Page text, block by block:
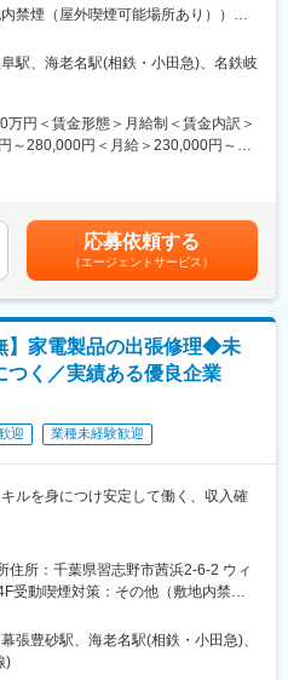
務
び据付
から修理、据付作業までを担当しま
ありません。
テレビ、冷蔵庫、調理家電、エアコ
す。
奈川）にて教育担当のもとでOJTを行
が身につく
修理スキルを習得でき、スキルに応
に直接貢献できる仕事です。
など福利厚生も充実しており、安定
業は月平均20時間程度です。
務
禁煙（屋外喫煙可能場所あり））＜
奈川県綾瀬市早川2696-12 勤務地最寄
喫煙対策：その他（敷地内禁煙（屋
の範囲：会社の定める事業所
駅、海老名駅(相鉄・小田急)、名鉄岐
万円＜賃金形態＞月給制＜賃金内訳＞
～280,000円＜月給＞230,000円～
下する可能性があります。月給(月額)
。
応募依頼する
（エージェントサービス）
】家電製品の出張修理◆未
つく／実績ある優良企業
迎 業種未経験歓迎
ルを身につけ安定して働く、収入確
よび据付
から修理、据付作業までを担当しま
ありません。
住所：千葉県習志野市茜浜2-6-2 ウィ
受動喫煙対策：その他（敷地内禁煙
＜勤務地詳細2＞本社住所：神奈川県
寄駅：相鉄線／かしわ台駅受動喫煙
屋外喫煙可能場所あり））変更の範
張豊砂駅、海老名駅(相鉄・小田急)、
)